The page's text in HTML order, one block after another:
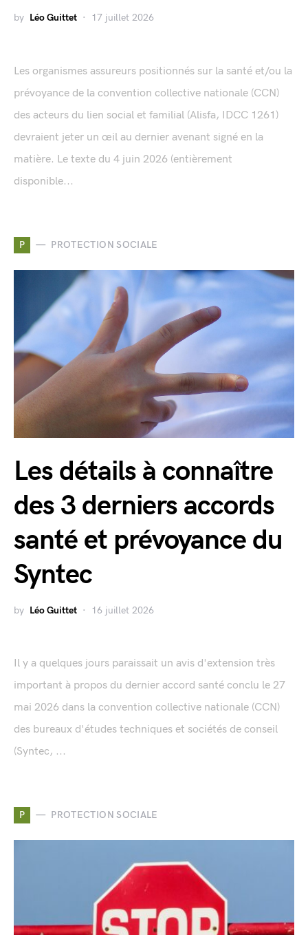
by Léo Guittet 17 juillet 2026
Les organismes assureurs positionnés sur la santé et/ou la
prévoyance de la convention collective nationale (CCN)
des acteurs du lien social et familial (Alisfa, IDCC 1261)
devraient jeter un œil au dernier avenant signé en la
matière. Le texte du 4 juin 2026 (entièrement
disponible...
P PROTECTION SOCIALE
Les détails à connaître
des 3 derniers accords
santé et prévoyance du
Syntec
by Léo Guittet 16 juillet 2026
Il y a quelques jours paraissait un avis d'extension très
important à propos du dernier accord santé conclu le 27
mai 2026 dans la convention collective nationale (CCN)
des bureaux d'études techniques et sociétés de conseil
(Syntec, ...
P PROTECTION SOCIALE